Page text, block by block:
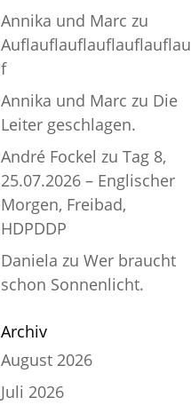
Annika und Marc zu
Auflauflauflauflauflauflau
f
Annika und Marc zu Die
Leiter geschlagen.
André Fockel zu Tag 8,
25.07.2026 – Englischer
Morgen, Freibad,
HDPDDP
Daniela zu Wer braucht
schon Sonnenlicht.
Archiv
August 2026
Juli 2026